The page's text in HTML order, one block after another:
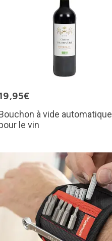
à vide automatique
le vin